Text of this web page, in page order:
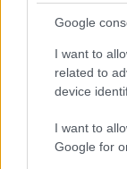
Google
I want to
related to
device
I want to
Google for
ΑΣΕΠ -
(1ΓΕ και